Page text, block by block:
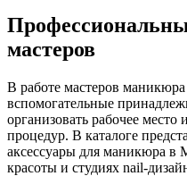
мастеров
В работе мастеров
вспомогательные
организовать рабочее
процедур. В каталоге
аксессуары для маникюра в
красоты и студиях nail-